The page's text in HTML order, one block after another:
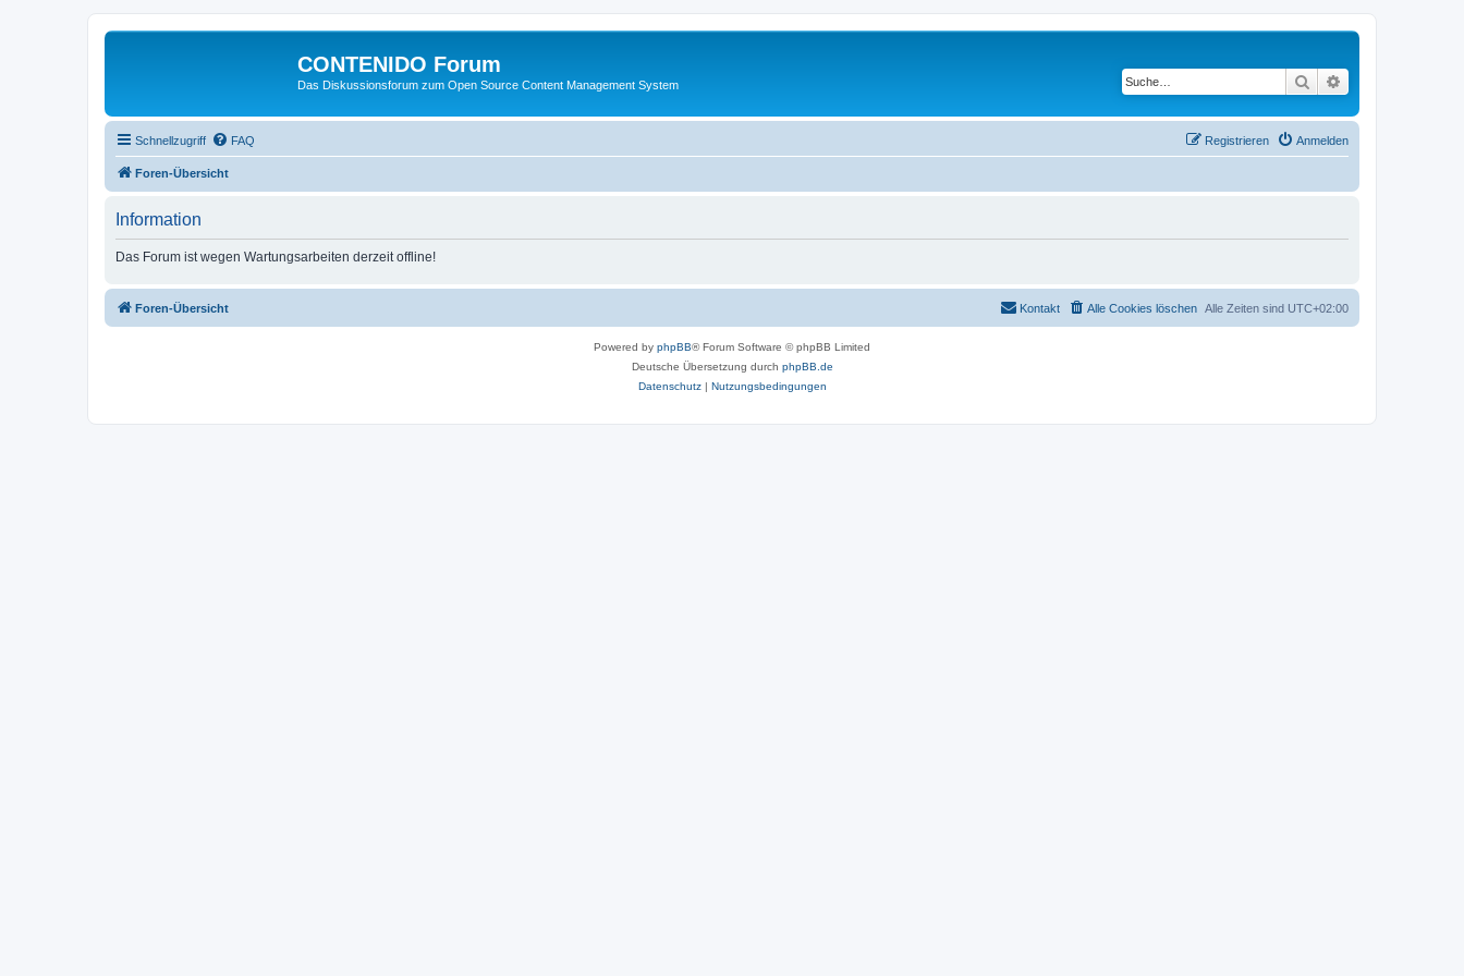
CONTENIDO Forum
Das Diskussionsforum zum Open Source Content Management System Suche
Schnellzugriff FAQ Anmelden
Registrieren
Foren-Übersicht
Information
Das Forum ist wegen Wartungsarbeiten derzeit offline!
Foren-Übersicht Alle Zeiten sind UTC+02:00
Alle Cookies löschen
Kontakt
Powered by phpBB® Forum Software © phpBB Limited
Deutsche Übersetzung durch phpBB.de
Datenschutz| Nutzungsbedingungen